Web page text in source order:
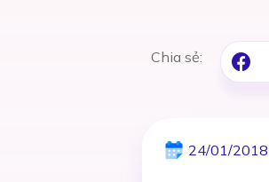
Chia sẻ:
24/01/2018